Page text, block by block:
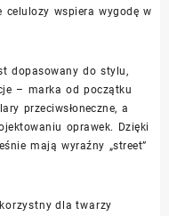
celulozy wspiera wygodę w
dopasowany do stylu,
– marka od początku
przeciwsłoneczne, a
oprawek. Dzięki
mają wyraźny „street”
dla twarzy